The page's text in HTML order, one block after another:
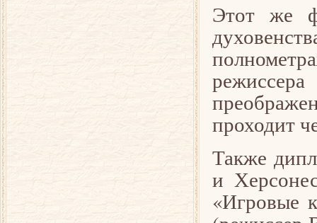
Этот же
проходит
Также
и
«Игровые